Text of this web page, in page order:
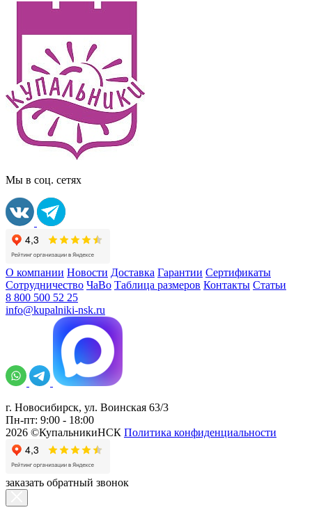
Мы в соц. сетях
О компании Новости Доставка Гарантии Сертификаты
Сотрудничество ЧаВо Таблица размеров Контакты Статьи
8 800 500 52 25
info@kupalniki-nsk.ru
г. Новосибирск, ул. Воинская 63/3
Пн-пт: 9:00 - 18:00
2026 ©КупальникиНСК Политика конфиденциальности
заказать обратный звонок